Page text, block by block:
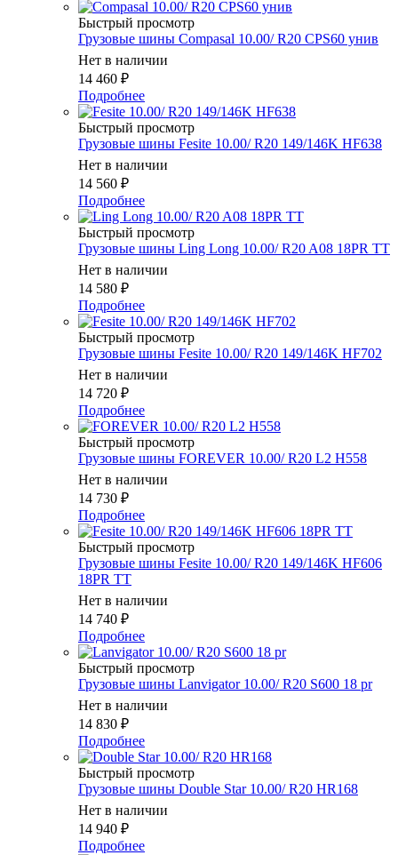
Быстрый просмотр
Грузовые шины Compasal 10.00/ R20 CPS60 унив
Нет в наличии
14 460 ₽
Подробнее
Быстрый просмотр
Грузовые шины Fesite 10.00/ R20 149/146K HF638
Нет в наличии
14 560 ₽
Подробнее
Быстрый просмотр
Грузовые шины Ling Long 10.00/ R20 A08 18PR TT
Нет в наличии
14 580 ₽
Подробнее
Быстрый просмотр
Грузовые шины Fesite 10.00/ R20 149/146K HF702
Нет в наличии
14 720 ₽
Подробнее
Быстрый просмотр
Грузовые шины FOREVER 10.00/ R20 L2 H558
Нет в наличии
14 730 ₽
Подробнее
Быстрый просмотр
Грузовые шины Fesite 10.00/ R20 149/146K HF606
18PR TT
Нет в наличии
14 740 ₽
Подробнее
Быстрый просмотр
Грузовые шины Lanvigator 10.00/ R20 S600 18 pr
Нет в наличии
14 830 ₽
Подробнее
Быстрый просмотр
Грузовые шины Double Star 10.00/ R20 HR168
Нет в наличии
14 940 ₽
Подробнее